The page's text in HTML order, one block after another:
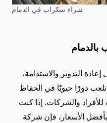
شراء سكراب في الدمام
التدوير والاستدامة،
دورًا حيويًا في الحفاظ
والشركات. إذا كنت
الأسعار، فإن شركة